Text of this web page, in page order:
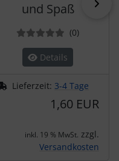
und Spaß
(0)
Details
Lieferzeit: 3-4 Tage
1,60 EUR
inkl. 19 % MwSt. zzgl.
Versandkosten